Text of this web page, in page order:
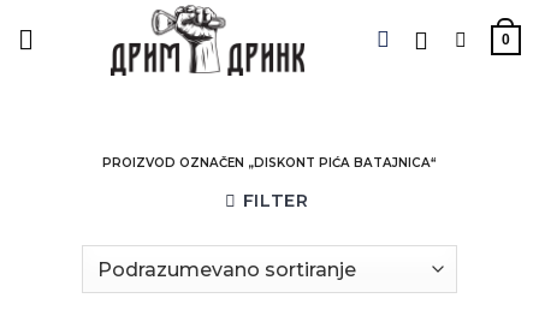
0
PROIZVOD OZNAČEN „DISKONT PIĆA BATAJNICA“
FILTER